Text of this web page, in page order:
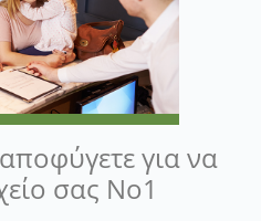
για να
σας Νο1